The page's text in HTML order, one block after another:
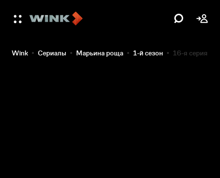
Wink Сериалы Марьина роща 1-й сезон 16-я серия